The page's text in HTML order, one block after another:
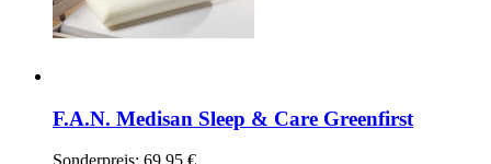
F.A.N. Medisan Sleep & Care Greenfirst